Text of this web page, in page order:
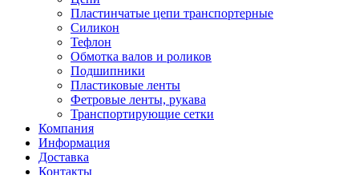
Пластинчатые цепи транспортерные
Силикон
Тефлон
Обмотка валов и роликов
Подшипники
Пластиковые ленты
Фетровые ленты, рукава
Транспортирующие сетки
Компания
Информация
Доставка
Контакты